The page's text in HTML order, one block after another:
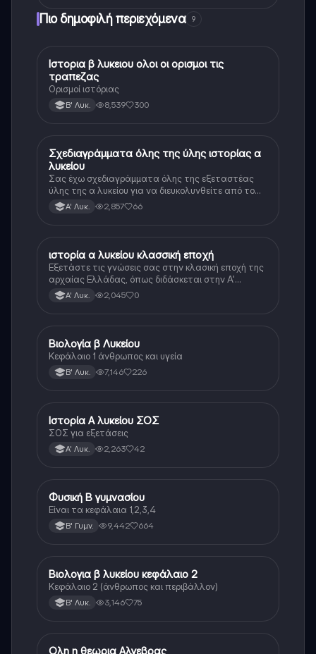
Πιο δημοφιλή περιεχόμενα 9
Ιστορία
Ιστορια β λυκειου ολοι οι ορισμοι τις
τραπεζας
Ορισμοί ιστόριας
Β' Λυκ. 8,539 300
Ιστορία
Σχεδιαγράμματα όλης της ύλης ιστορίας α
λυκείου
Σας έχω σχεδιαγράμματα όλης της εξεταστέας
ύλης της α λυκείου για να διευκολυνθείτε από το
τεράστιο βάρος του βιβλίου
Α' Λυκ. 2,857 66
Ιστορία
ιστορία α λυκείου κλασσική εποχή
Εξετάστε τις γνώσεις σας στην κλασική εποχή της
αρχαίας Ελλάδας, όπως διδάσκεται στην Α'
Λυκείου.Α' Λυκ. 2,045 0
Βιολογία
Βιολογία β Λυκείου
Κεφάλαιο 1 άνθρωπος και υγεία
Β' Λυκ. 7,146 226
Ιστορία
Ιστορία Α λυκείου ΣΟΣ
ΣΟΣ για εξετάσεις
Α' Λυκ. 2,263 42
Φυσική
Φυσική Β γυμνασίου
Είναι τα κεφάλαια 1,2,3,4
Β' Γυμν. 9,442 664
Βιολογία
Βιολογια β λυκείου κεφάλαιο 2
Κεφάλαιο 2 (άνθρωπος και περιβάλλον)
Β' Λυκ. 3,146 75
Μαθηματικά
Ολη η θεωρια Αλγεβρας